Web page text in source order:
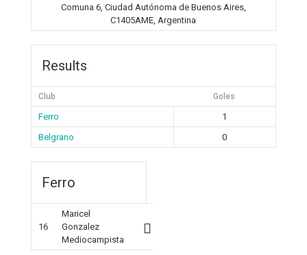
Comuna 6, Ciudad Autónoma de Buenos Aires,
C1405AME, Argentina
Results
Club Goles
Ferro
1
Belgrano
0
Ferro
16
Maricel
Gonzalez
Mediocampista